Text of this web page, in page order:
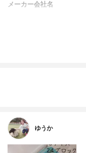
メーカー会社名
ゆうか